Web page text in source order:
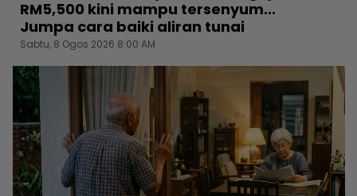
RM5,500 kini mampu tersenyum...
Jumpa cara baiki aliran tunai
Sabtu, 8 Ogos 2026 8:00 AM